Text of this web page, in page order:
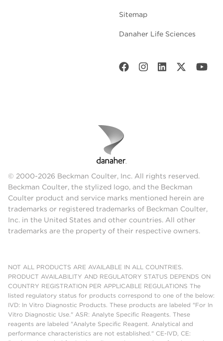
Sitemap
Danaher Life Sciences
© 2000-2026 Beckman Coulter, Inc. All rights reserved.
Beckman Coulter, the stylized logo, and the Beckman
Coulter product and service marks mentioned herein are
trademarks or registered trademarks of Beckman Coulter,
Inc. in the United States and other countries. All other
trademarks are the property of their respective owners.
NOT ALL PRODUCTS ARE AVAILABLE IN ALL COUNTRIES.
PRODUCT AVAILABILITY AND REGULATORY STATUS DEPENDS ON
COUNTRY REGISTRATION PER APPLICABLE REGULATIONS The
listed regulatory status for products correspond to one of the below:
IVD: In Vitro Diagnostic Products. These products are labeled "For In
Vitro Diagnostic Use." ASR: Analyte Specific Reagents. These
reagents are labeled "Analyte Specific Reagent. Analytical and
performance characteristics are not established." CE-IVD, CE: